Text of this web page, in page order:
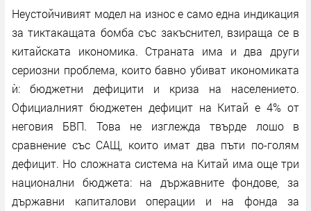
Неустойчивият модел на износ е само една индикация
за тиктакащата бомба със закъснител, взираща се в
китайската икономика. Страната има и два други
сериозни проблема, които бавно убиват икономиката
ѝ: бюджетни дефицити и криза на населението.
Официалният бюджетен дефицит на Китай е 4% от
неговия БВП. Това не изглежда твърде лошо в
сравнение със САЩ, които имат два пъти по-голям
дефицит. Но сложната система на Китай има още три
национални бюджета: на държавните фондове, за
държавни капиталови операции и на фонда за